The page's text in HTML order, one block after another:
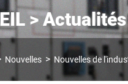
> Actualités
Nouvelles Nouvelles de